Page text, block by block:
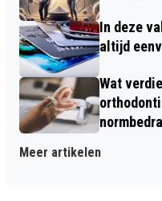
In deze
altijd
Wat
Meer artikelen